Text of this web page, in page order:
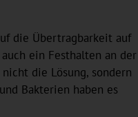
die Übertragbarkeit auf
ein Festhalten an der
die Lösung, sondern
Bakterien haben es